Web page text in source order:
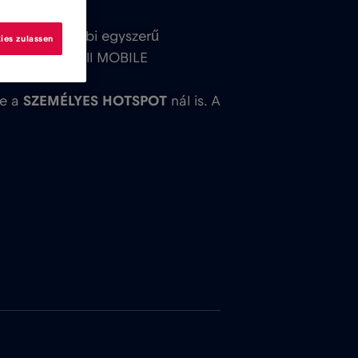
az alábbi egyszerű
ki a Red Bull MOBILE
a SZEMÉLYES HOTSPOT nál is. A
zulassen